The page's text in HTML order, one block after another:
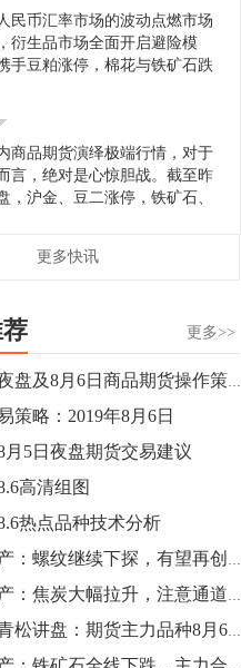
民币汇率市场的波动点燃市场
衍生品市场全面开启避险模
手豆粕涨停，棉花与铁矿石跌
率波动...
商品期货演绎极端行情，对于
言，绝对是心惊胆战。截至昨
，沪金、豆二涨停，铁矿石、
src=...
报689.5元/吨，刷新近两个月
究团队：高度重视贵金属的阶
自年初以来沪金上涨16.93%，
银将开启补涨，且涨幅超过黄
有望高位回归。
力合约涨停，涨幅达3.98%，报
更多快讯
更多>>
金山论期：夜盘及8月6日商品期货操作策略
策略：2019年8月6日
月5日夜盘期货交易建议
高清组图
热点品种技术分析
风起云涌资产：螺纹继续下探，有望再创新低
风起云涌资产：焦炭大幅拉升，注意通道上轨压力商品期货部分品种操作建议（焦炭，焦煤，燃油，沪铜）
青松讲盘：青松讲盘：期货主力品种8月6日操作建议【巨幅获利】